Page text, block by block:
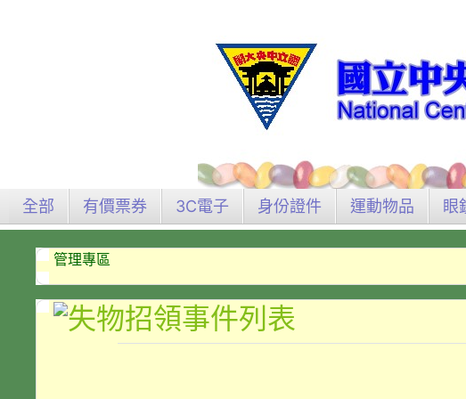
全部 有價票券 3C電子 身份證件 運動物品 眼
管理專區